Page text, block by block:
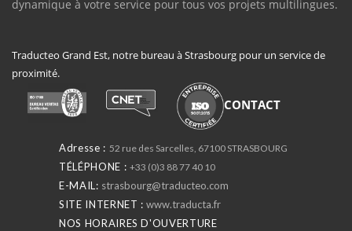
dynamique à votre service pour tous vos projets multilingues.
Traducteo Grand Est, notre bureau à Strasbourg pour un service de
proximité.
CONTACT
Adresse : 52 rue des Sarcelles, 67100 STRASBOURG
TÉLÉPHONE : +33 (0)3 88 77 40 10
E-MAIL: strasbourg@traducteo.com
SITE INTERNET :www.traducta.fr
NOS HORAIRES D'OUVERTURE